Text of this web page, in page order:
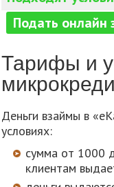
Подать онлайн
Тарифы и
Деньги взаймы в
условиях:
сумма от 1000
клиентам